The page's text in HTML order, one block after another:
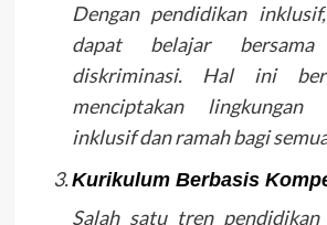
Dengan pendidikan
dapat belajar
diskriminasi. Hal ini
menciptakan
inklusif dan ramah bagi
Kurikulum Berbasis
Salah satu tren